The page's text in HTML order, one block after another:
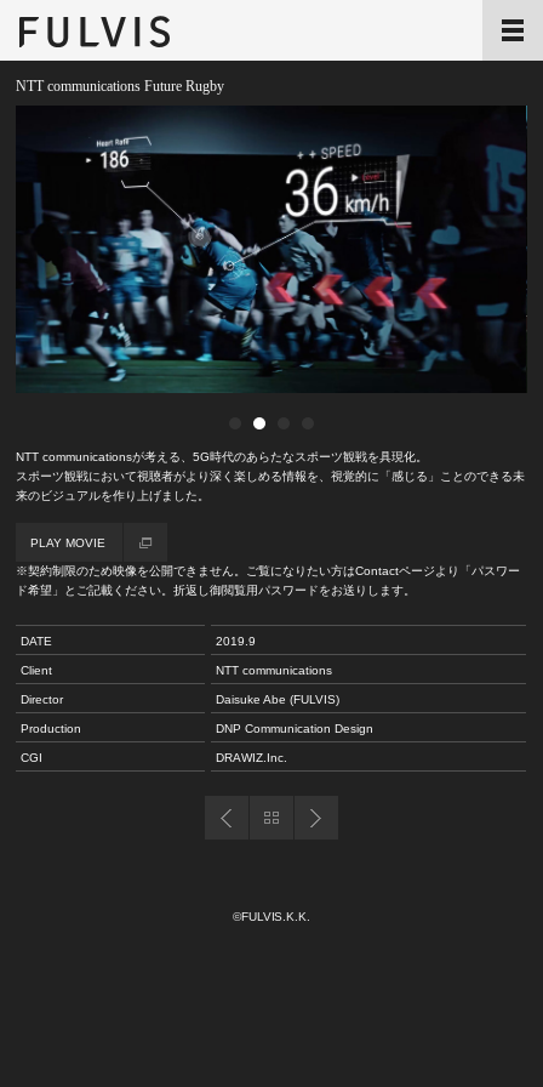
NTT communications Future Rugby
NTT communicationsが考える、5G時代のあらたなスポーツ観戦を具現化。
スポーツ観戦において視聴者がより深く楽しめる情報を、視覚的に「感じる」ことのできる未
来のビジュアルを作り上げました。
PLAY MOVIE
※契約制限のため映像を公開できません。ご覧になりたい方はContactページより「パスワー
ド希望」とご記載ください。折返し御閲覧用パスワードをお送りします。
DATE 2019.9
Client NTT communications
Director Daisuke Abe (FULVIS)
Production DNP Communication Design
CGI DRAWIZ.Inc.
©FULVIS.K.K.